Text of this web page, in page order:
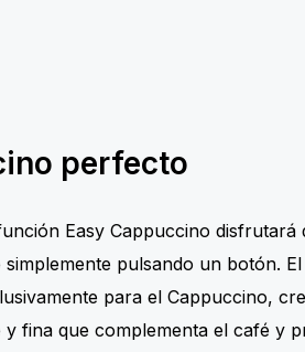
perfecto
Easy Cappuccino disfrutará
simplemente pulsando un botón.
para el Cappuccino,
y fina que complementa el café y